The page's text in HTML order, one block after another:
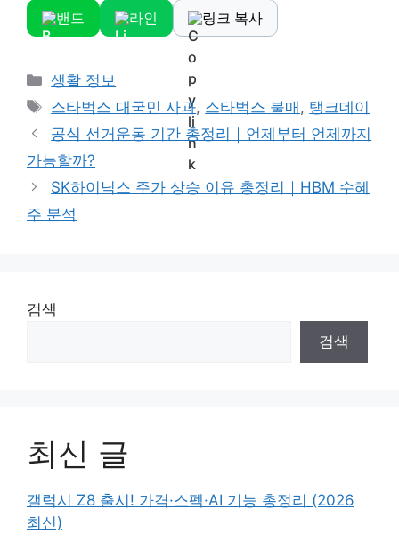
밴드 라인 링크 복사
Categories
생활 정보
Tags
스타벅스 대국민 사과, 스타벅스 불매 , 탱크데이
공식 선거운동 기간 총정리｜언제부터 언제까지
가능할까?
SK하이닉스 주가 상승 이유 총정리｜HBM 수혜
주 분석
검색
검색
최신 글
갤럭시 Z8 출시! 가격·스펙·AI 기능 총정리 (2026
최신)